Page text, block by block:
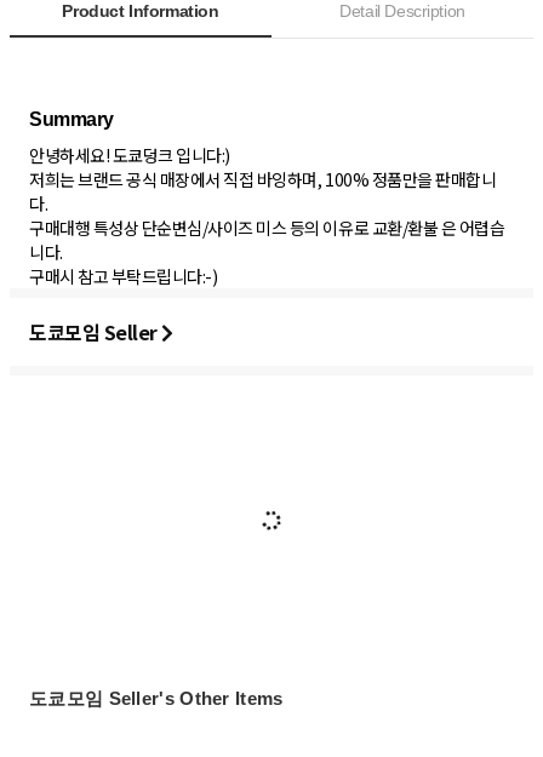
Product Information Detail Description
Summary
안녕하세요! 도쿄덩크 입니다:)
저희는 브랜드 공식 매장에서 직접 바잉하며, 100% 정품만을 판매합니
다.
구매대행 특성상 단순변심/사이즈 미스 등의 이유로 교환/환불 은 어렵습
니다.
구매시 참고 부탁드립니다:-)
도쿄모임 Seller
도쿄모임 Seller's Other Items